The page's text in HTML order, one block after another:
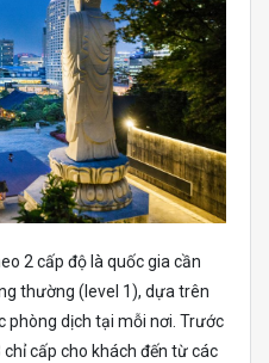
2 cấp độ là quốc gia cần
thường (level 1), dựa trên
phòng dịch tại mỗi nơi. Trước
cấp cho khách đến từ các